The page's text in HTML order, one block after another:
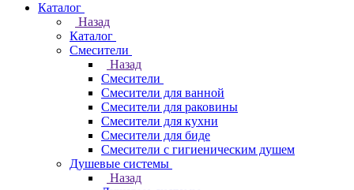
Каталог
Назад
Каталог
Смесители
Назад
Смесители
Смесители для ванной
Смесители для раковины
Смесители для кухни
Смесители для биде
Смесители с гигиеническим душем
Душевые системы
Назад